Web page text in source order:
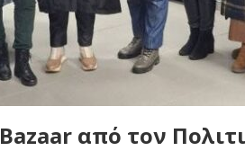
από τον